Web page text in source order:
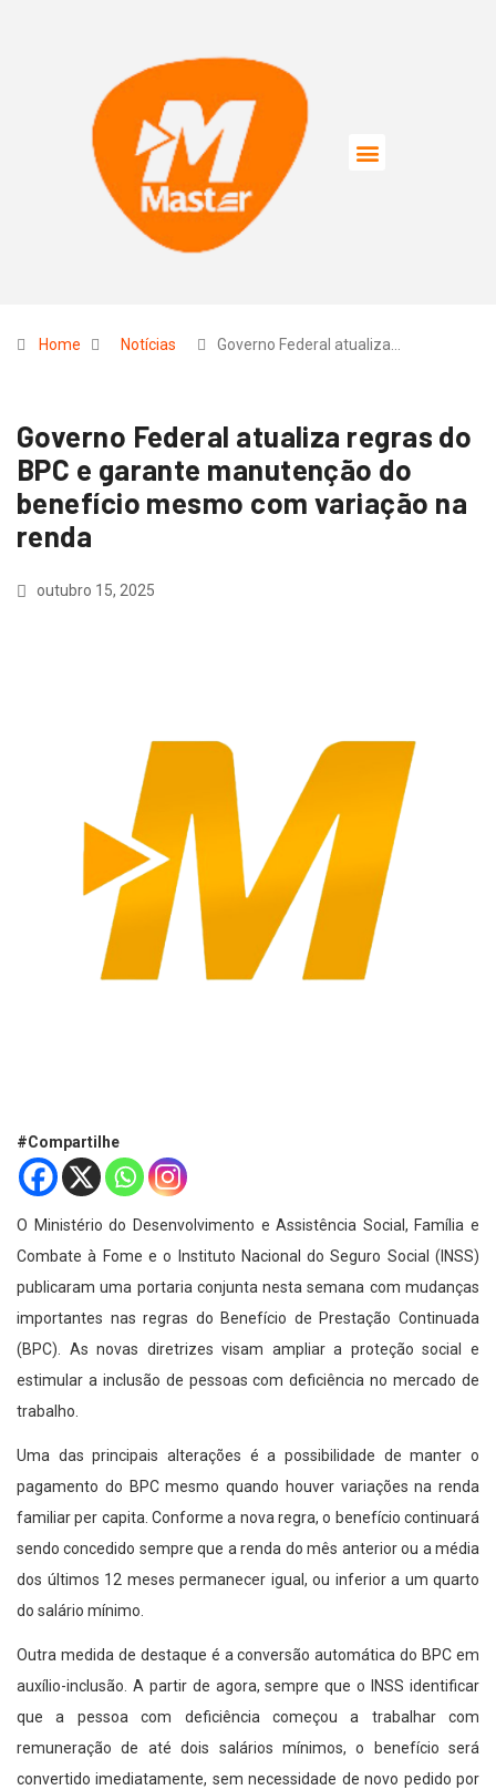
Home Notícias Governo Federal atualiza…
Governo Federal atualiza regras do
BPC e garante manutenção do
benefício mesmo com variação na
renda
outubro 15, 2025
#Compartilhe
O Ministério do Desenvolvimento e Assistência Social, Família e
Combate à Fome e o Instituto Nacional do Seguro Social (INSS)
publicaram uma portaria conjunta nesta semana com mudanças
importantes nas regras do Benefício de Prestação Continuada
(BPC). As novas diretrizes visam ampliar a proteção social e
estimular a inclusão de pessoas com deficiência no mercado de
trabalho.
Uma das principais alterações é a possibilidade de manter o
pagamento do BPC mesmo quando houver variações na renda
familiar per capita. Conforme a nova regra, o benefício continuará
sendo concedido sempre que a renda do mês anterior ou a média
dos últimos 12 meses permanecer igual, ou inferior a um quarto
do salário mínimo.
Outra medida de destaque é a conversão automática do BPC em
auxílio-inclusão. A partir de agora, sempre que o INSS identificar
que a pessoa com deficiência começou a trabalhar com
remuneração de até dois salários mínimos, o benefício será
convertido imediatamente, sem necessidade de novo pedido por